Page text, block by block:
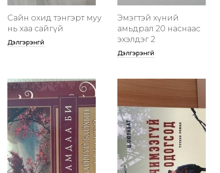
Сайн охид тэнгэрт муу
нь хаа сайгүй
Дэлгэрэнгүй
Эмэгтэй хүний
амьдрал 20 наснаас
эхэлдэг 2
Дэлгэрэнгүй